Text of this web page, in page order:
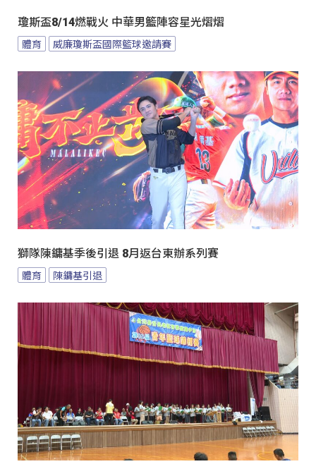
瓊斯盃8/14燃戰火 中華男籃陣容星光熠熠
體育 威廉瓊斯盃國際籃球邀請賽
獅隊陳鏞基季後引退 8月返台東辦系列賽
體育 陳鏞基引退